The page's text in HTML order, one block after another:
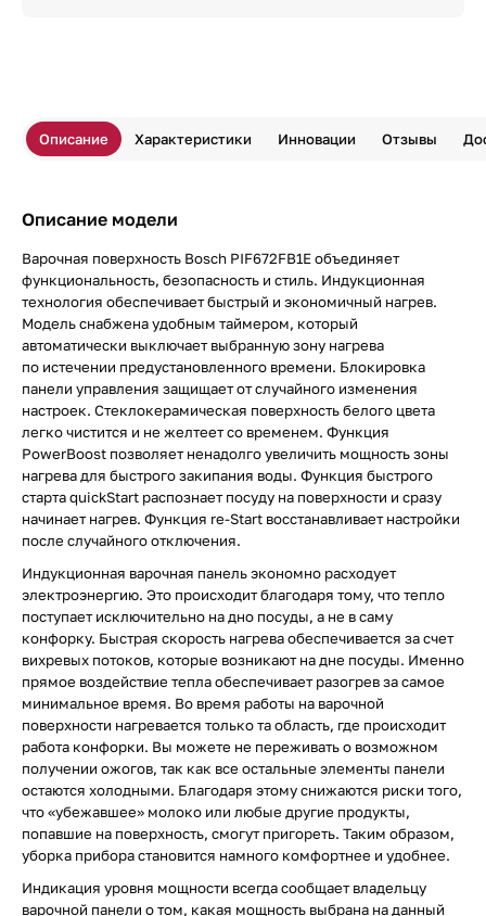
Описание Характеристики Инновации Отзывы
Описание модели
Варочная поверхность Bosch PIF672FB1E объединяет
функциональность, безопасность и стиль. Индукционная
технология обеспечивает быстрый и экономичный нагрев.
Модель снабжена удобным таймером, который
автоматически выключает выбранную зону нагрева
по истечении предустановленного времени. Блокировка
панели управления защищает от случайного изменения
настроек. Стеклокерамическая поверхность белого цвета
легко чистится и не желтеет со временем. Функция
PowerBoost позволяет ненадолго увеличить мощность зоны
нагрева для быстрого закипания воды. Функция быстрого
старта quickStart распознает посуду на поверхности и сразу
начинает нагрев. Функция re-Start восстанавливает настройки
после случайного отключения.
Индукционная варочная панель экономно расходует
электроэнергию. Это происходит благодаря тому, что тепло
поступает исключительно на дно посуды, а не в саму
конфорку. Быстрая скорость нагрева обеспечивается за счет
вихревых потоков, которые возникают на дне посуды. Именно
прямое воздействие тепла обеспечивает разогрев за самое
минимальное время. Во время работы на варочной
поверхности нагревается только та область, где происходит
работа конфорки. Вы можете не переживать о возможном
получении ожогов, так как все остальные элементы панели
остаются холодными. Благодаря этому снижаются риски того,
что «убежавшее» молоко или любые другие продукты,
попавшие на поверхность, смогут пригореть. Таким образом,
уборка прибора становится намного комфортнее и удобнее.
Индикация уровня мощности всегда сообщает владельцу
варочной панели о том, какая мощность выбрана на данный